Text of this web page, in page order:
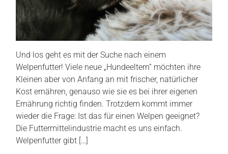
Und los geht es mit der Suche nach einem
Welpenfutter! Viele neue „Hundeeltern“ möchten ihre
Kleinen aber von Anfang an mit frischer, natürlicher
Kost ernähren, genauso wie sie es bei ihrer eigenen
Ernährung richtig finden. Trotzdem kommt immer
wieder die Frage: Ist das für einen Welpen geeignet?
Die Futtermittelindustrie macht es uns einfach.
Welpenfutter gibt […]